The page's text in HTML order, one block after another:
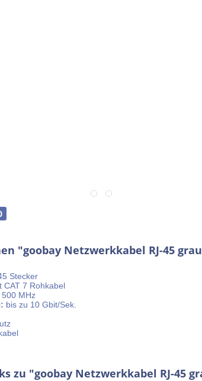
"goobay Netzwerkkabel RJ-45
Stecker
CAT 7 Rohkabel
500 MHz
bis zu 10 Gbit/Sek.
zu "goobay Netzwerkkabel RJ-45